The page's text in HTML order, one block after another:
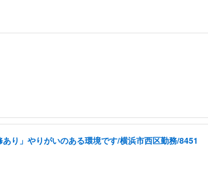
り」やりがいのある環境です/横浜市西区勤務/8451